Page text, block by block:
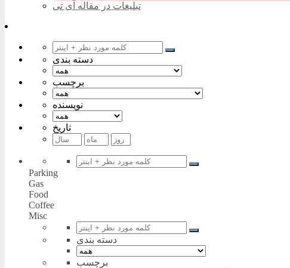
تبلیغات در مقاله آی تی
دسته بندی
برچسب
نویسنده
تاریخ
Parking
Gas
Food
Coffee
Misc
دسته بندی
برچسب